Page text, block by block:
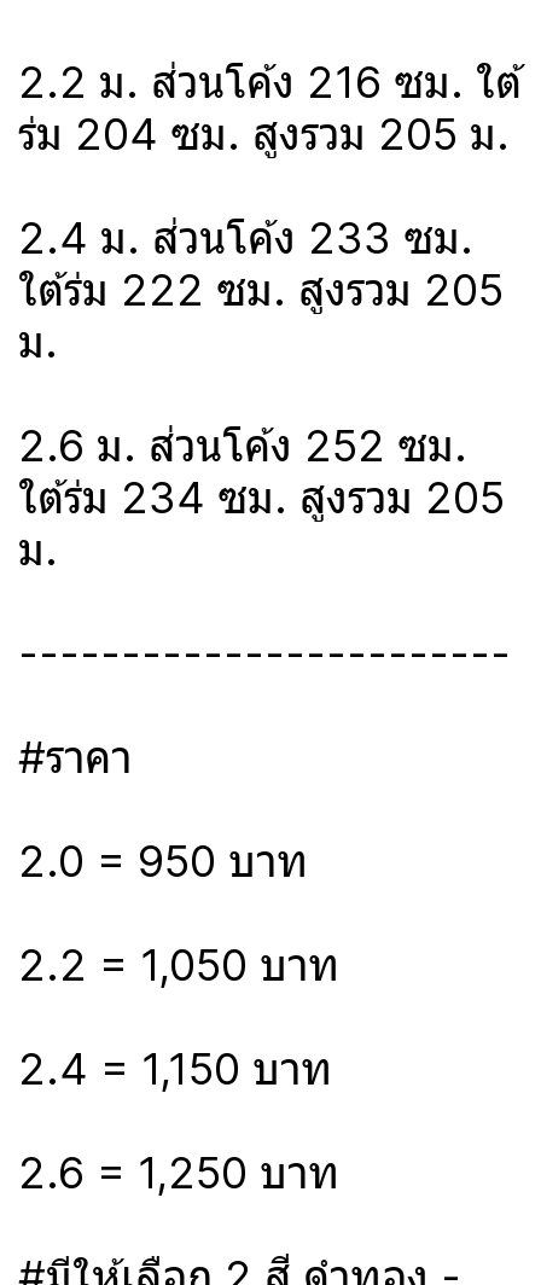
2.2 ม. ส่วนโค้ง 216 ซม. ใต้
ร่ม 204 ซม. สูงรวม 205 ม.
2.4 ม. ส่วนโค้ง 233 ซม.
ใต้ร่ม 222 ซม. สูงรวม 205
ม.
2.6 ม. ส่วนโค้ง 252 ซม.
ใต้ร่ม 234 ซม. สูงรวม 205
ม.
------------------------
#ราคา
2.0 = 950 บาท
2.2 = 1,050 บาท
2.4 = 1,150 บาท
2.6 = 1,250 บาท